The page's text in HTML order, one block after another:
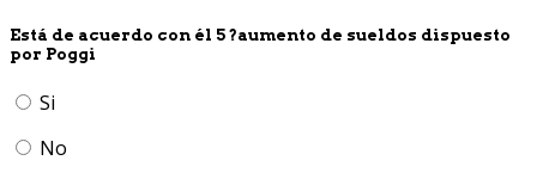
Está de acuerdo con él 5 ?aumento de sueldos dispuesto
por Poggi
Si
No